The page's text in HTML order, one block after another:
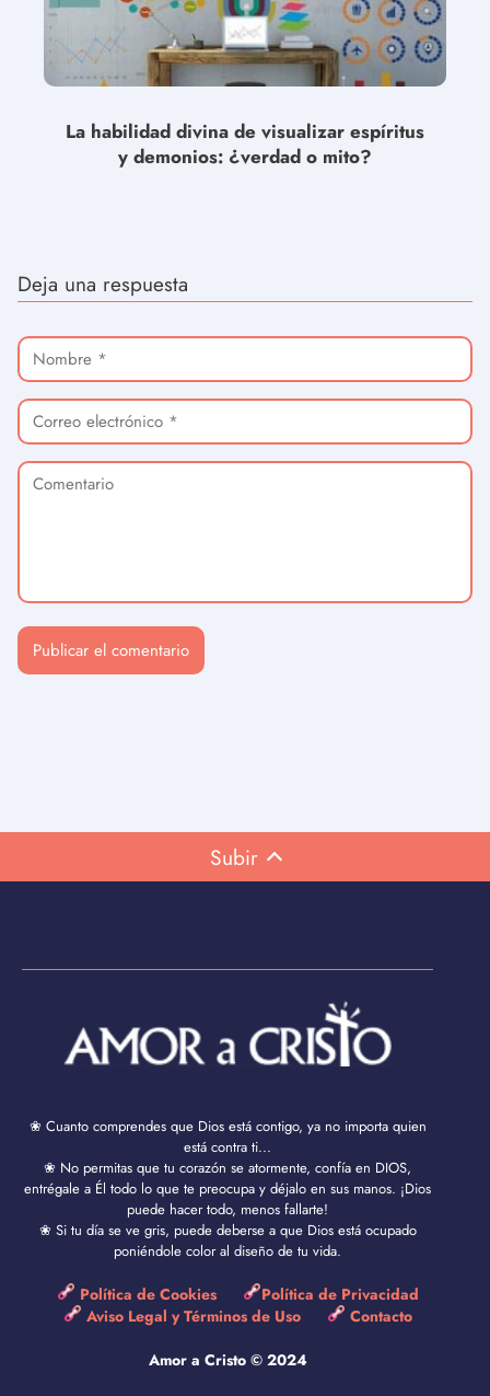
La habilidad divina de visualizar espíritus
y demonios: ¿verdad o mito?
Deja una respuesta
Subir
❀ Cuanto comprendes que Dios está contigo, ya no importa quien
está contra ti...
❀ No permitas que tu corazón se atormente, confía en DIOS,
entrégale a Él todo lo que te preocupa y déjalo en sus manos. ¡Dios
puede hacer todo, menos fallarte!
❀ Si tu día se ve gris, puede deberse a que Dios está ocupado
poniéndole color al diseño de tu vida.
Política de Cookies
Política de Privacidad
Aviso Legal y Términos de Uso
Contacto
Amor a Cristo © 2024